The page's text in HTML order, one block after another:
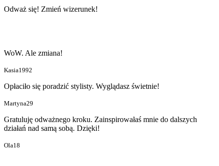
Odważ się! Zmień wizerunek!
WoW. Ale zmiana!
Kasia1992
Opłaciło się poradzić stylisty. Wyglądasz świetnie!
Martyna29
Gratuluję odważnego kroku. Zainspirowałaś mnie do dalszych
działań nad samą sobą. Dzięki!
Ola18